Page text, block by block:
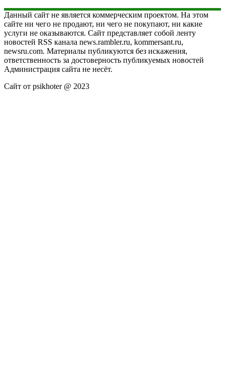
Данный сайт не является коммерческим проектом. На этом
сайте ни чего не продают, ни чего не покупают, ни какие
услуги не оказываются. Сайт представляет собой ленту
новостей RSS канала news.rambler.ru, kommersant.ru,
newsru.com. Материалы публикуются без искажения,
ответственность за достоверность публикуемых новостей
Администрация сайта не несёт.
Сайт от psikhoter @ 2023